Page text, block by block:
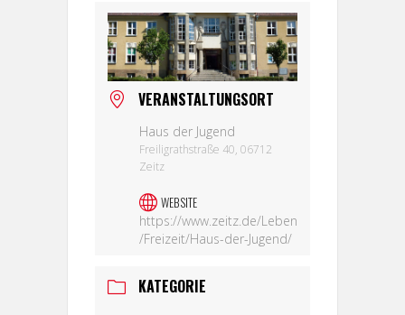
VERANSTALTUNGSORT
Haus der Jugend
Freiligrathstraße 40, 06712
Zeitz
WEBSITE
https://www.zeitz.de/Leben
/Freizeit/Haus-der-Jugend/
KATEGORIE